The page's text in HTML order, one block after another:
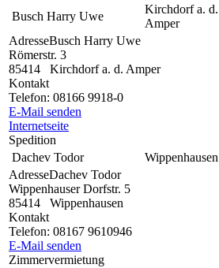
Busch Harry Uwe
Kirchdorf a. d.
Amper
AdresseBusch Harry Uwe
Römerstr. 3
85414
Kirchdorf a. d. Amper
Kontakt
Telefon: 08166 9918-0
E-Mail senden
Internetseite
Spedition
Dachev Todor
Wippenhausen
AdresseDachev Todor
Wippenhauser Dorfstr. 5
85414
Wippenhausen
Kontakt
Telefon: 08167 9610946
E-Mail senden
Zimmervermietung